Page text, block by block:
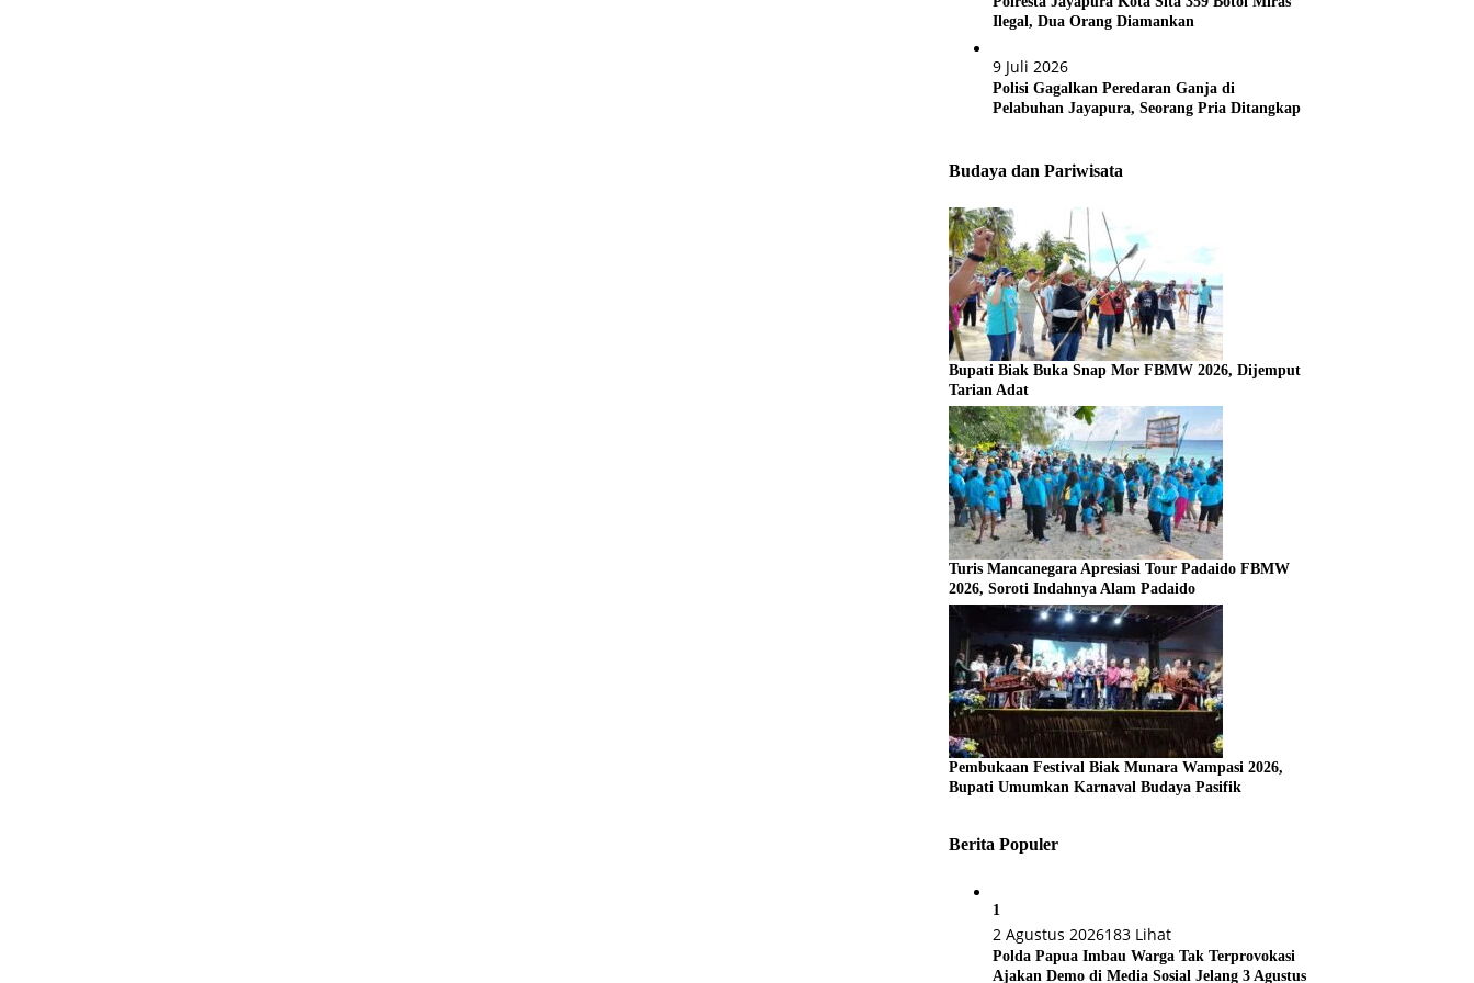
Ilegal, Dua Orang Diamankan
9 Juli 2026
Polisi Gagalkan Peredaran Ganja di
Pelabuhan Jayapura, Seorang Pria Ditangkap
Budaya dan Pariwisata
Bupati Biak Buka Snap Mor FBMW 2026, Dijemput
Tarian Adat
Turis Mancanegara Apresiasi Tour Padaido FBMW
2026, Soroti Indahnya Alam Padaido
Pembukaan Festival Biak Munara Wampasi 2026,
Bupati Umumkan Karnaval Budaya Pasifik
Berita Populer
1
2 Agustus 2026183 Lihat
Polda Papua Imbau Warga Tak Terprovokasi
Ajakan Demo di Media Sosial Jelang 3 Agustus